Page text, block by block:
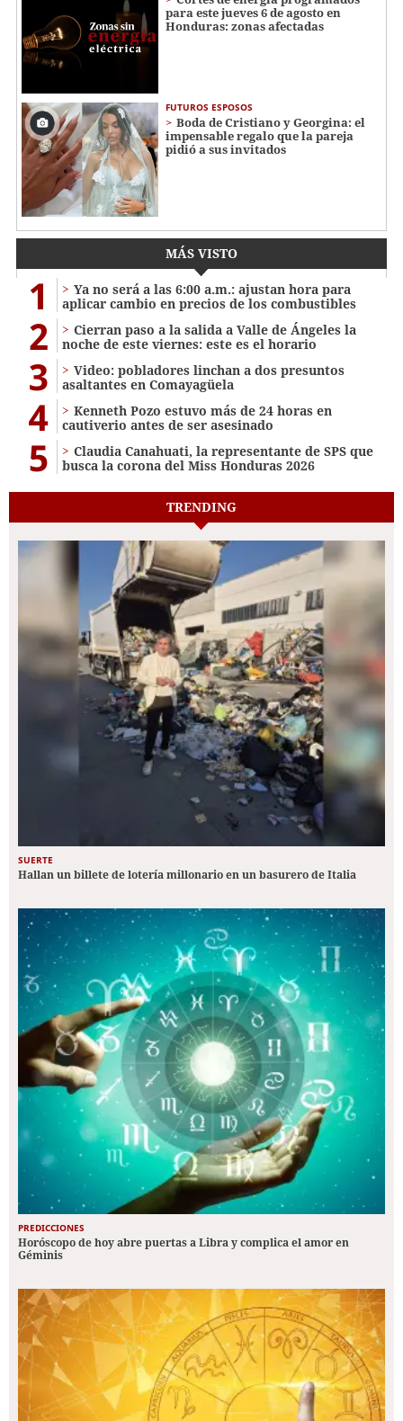
para este jueves 6 de agosto en
Honduras: zonas afectadas
FUTUROS ESPOSOS
Boda de Cristiano y Georgina: el
impensable regalo que la pareja
pidió a sus invitados
MÁS VISTO
1
Ya no será a las 6:00 a.m.: ajustan hora para
aplicar cambio en precios de los combustibles
2
Cierran paso a la salida a Valle de Ángeles la
noche de este viernes: este es el horario
3
Video: pobladores linchan a dos presuntos
asaltantes en Comayagüela
4
Kenneth Pozo estuvo más de 24 horas en
cautiverio antes de ser asesinado
5
Claudia Canahuati, la representante de SPS que
busca la corona del Miss Honduras 2026
TRENDING
SUERTE
Hallan un billete de lotería millonario en un basurero de Italia
PREDICCIONES
Horóscopo de hoy abre puertas a Libra y complica el amor en
Géminis